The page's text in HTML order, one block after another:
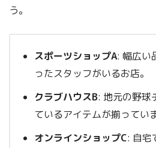
う。
スポーツショップA: 幅広い
ったスタッフがいるお店。
クラブハウスB: 地元の野球
ているアイテムが揃ってい
オンラインショップC: 自宅